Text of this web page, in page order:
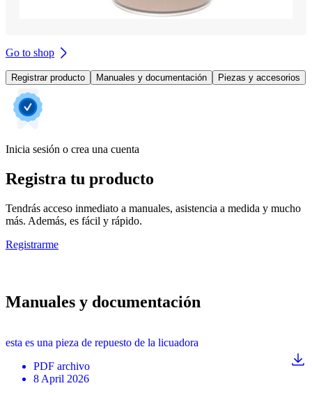
Go to shop
Registrar producto Manuales y documentación Piezas y accesorios
Inicia sesión o crea una cuenta
Registra tu producto
Tendrás acceso inmediato a manuales, asistencia a medida y mucho
más. Además, es fácil y rápido.
Registrarme
Manuales y documentación
esta es una pieza de repuesto de la licuadora
PDF archivo
8 April 2026